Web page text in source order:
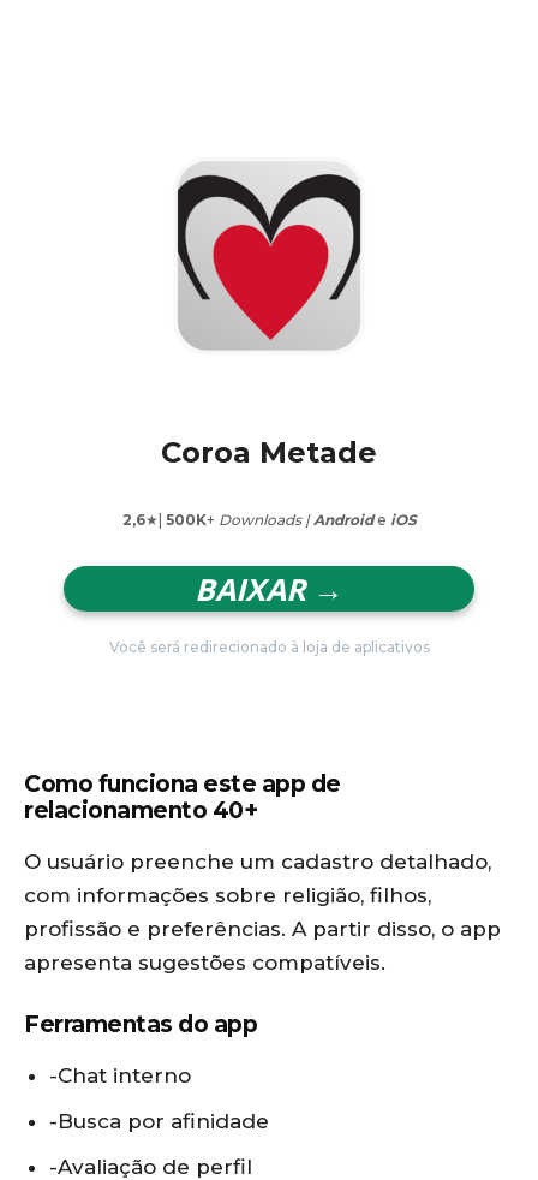
Coroa Metade
2,6★| 500K+ Downloads |Androide iOS
BAIXAR →
Você será redirecionado à loja de aplicativos
Como funciona este app de
relacionamento 40+
O usuário preenche um cadastro detalhado,
com informações sobre religião, filhos,
profissão e preferências. A partir disso, o app
apresenta sugestões compatíveis.
Ferramentas do app
-Chat interno
-Busca por afinidade
-Avaliação de perfil